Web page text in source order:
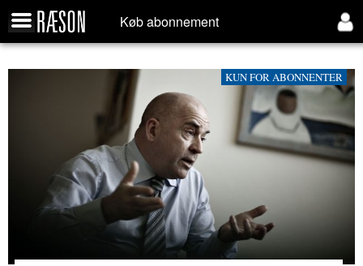
Køb abonnement
KUN FOR ABONNENTER